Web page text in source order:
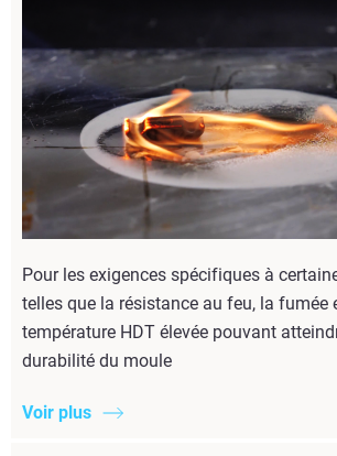
Pour les exigences spécifiques à
telles que la résistance au feu, la fumée
température HDT élevée pouvant
durabilité du moule
Voir plus